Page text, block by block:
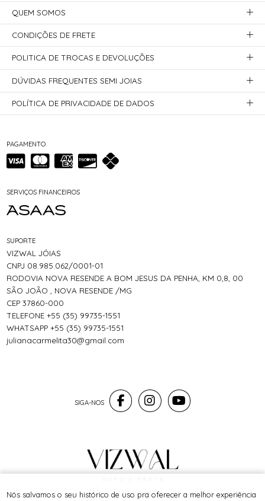
PAGAMENTO
SERVIÇOS FINANCEIROS
SUPORTE
VIZWAL JÓIAS
CNPJ 08.985.062/0001-01
RODOVIA NOVA RESENDE A BOM JESUS DA PENHA, KM 0,8, 00
SÃO JOÃO , NOVA RESENDE /MG
CEP 37860-000
TELEFONE +55 (35) 99735-1551
WHATSAPP +55 (35) 99735-1551
julianacarmelita30@gmail.com
QUEM SOMOS
CONDIÇÕES DE FRETE
POLITICA DE TROCAS E DEVOLUÇÕES
DÚVIDAS FREQUENTES SEMI JOIAS
POLÍTICA DE PRIVACIDADE DE DADOS
® TODOS DIREITOS RESERVADOS
Nós salvamos o seu histórico de uso pra oferecer a melhor experiência